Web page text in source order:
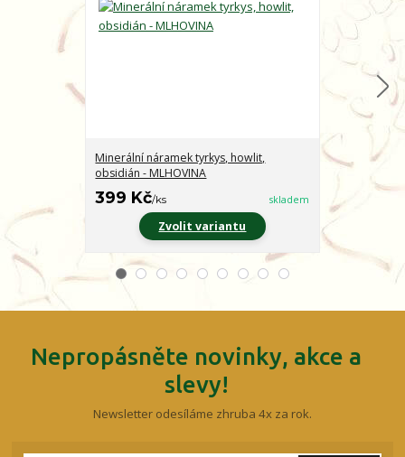
Minerální náramek tyrkys, howlit,
obsidián - MLHOVINA
399 Kč/ks skladem
Zvolit variantu
Minerální
399 Kč
Nepropásněte novinky, akce a
slevy!
Newsletter odesíláme zhruba 4x za rok.